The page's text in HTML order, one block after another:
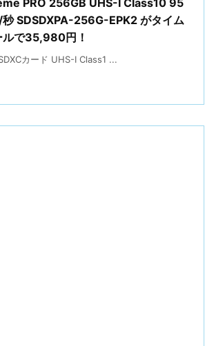
PRO 256GB UHS-I Class10 95
SDSDXPA-256G-EPK2 がタイム
ルで35,980円！
カード UHS-I Class1 ...